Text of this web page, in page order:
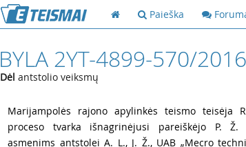
Paieška
BYLA 2YT-4899-570/2016
Dėl antstolio veiksmų
Marijampolės rajono apylinkės teismo teisėja
proceso tvarka išnagrinėjusi pareiškėjo P. Ž.
asmenims antstolei A. L., J. Ž., UAB „Mecro